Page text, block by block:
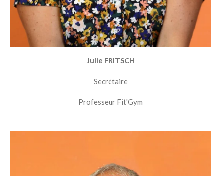
Julie FRITSCH
Secrétaire
Professeur Fit'Gym